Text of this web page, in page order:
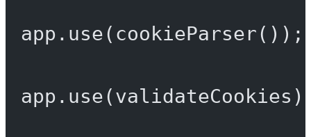
app. use( cookieParser());
app. use